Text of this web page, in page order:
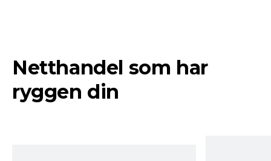
Netthandel som har
ryggen din